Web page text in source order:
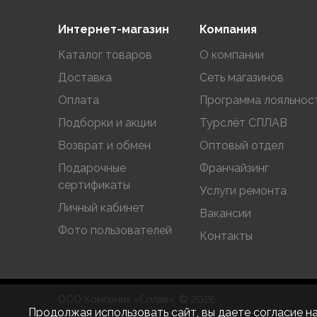
Обувь
Мужская обувь
Ботинки
Утепленные
Неутепленные
Полуботинки
Кроссовки
Трейловые кроссовки
Повседневные кроссовки
Кроссовки треккинговые
Сапоги
Зимние
Гамаши, бахилы
Интернет-магазин
Каталог товаров
Доставка
Оплата
Подборки и акции
Возврат и обмен
Подарочные
сертификаты
Личный кабинет
Фото пользователей
Компания
О компании
Сеть магазинов
Программа
Турслёт СПЛАВ
Оптовый отдел
Франчайзинг
Услуги ремонта
Вакансии
Контакты
ООО Компания «Сплав», © 2026
Продолжая использовать сайт, вы даете согласие